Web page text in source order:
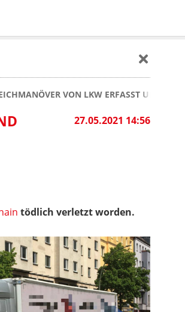
VON LKW ERFASST UND
27.05.2021 14:56
tödlich verletzt worden.